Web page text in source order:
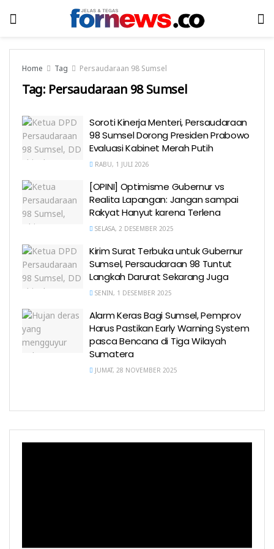
Home Tag Persaudaraan 98 Sumsel
Tag: Persaudaraan 98 Sumsel
Soroti Kinerja Menteri, Persaudaraan
98 Sumsel Dorong Presiden Prabowo
Evaluasi Kabinet Merah Putih
RABU, 1 JULI 2026
[OPINI] Optimisme Gubernur vs
Realita Lapangan: Jangan sampai
Rakyat Hanyut karena Terlena
SELASA, 2 DESEMBER 2025
Kirim Surat Terbuka untuk Gubernur
Sumsel, Persaudaraan 98 Tuntut
Langkah Darurat Sekarang Juga
SENIN, 1 DESEMBER 2025
Alarm Keras Bagi Sumsel, Pemprov
Harus Pastikan Early Warning System
pasca Bencana di Tiga Wilayah
Sumatera
JUMAT, 28 NOVEMBER 2025